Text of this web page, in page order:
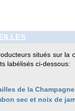
situés sur la
labélisés ci-dessous:
de la Champagne
sec et noix de